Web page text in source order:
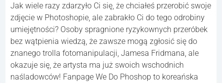
Jak wiele razy zdarzyło Ci się, że chciałeś przerobić swoje
zdjęcie w Photoshopie, ale zabrakło Ci do tego odrobiny
umiejętności? Osoby spragnione ryzykownych przeróbek
bez wątpienia wiedzą, że zawsze mogą zgłosić się do
znanego trolla fotomanipulacji, Jamesa Fridmana, ale
okazuje się, że artysta ma już swoich wschodnich
naśladowców! Fanpage We Do Phoshop to koreańska